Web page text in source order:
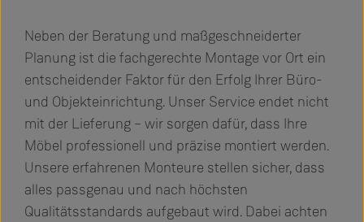
Neben der Beratung und maßgeschneiderter
Planung ist die fachgerechte Montage vor Ort ein
entscheidender Faktor für den Erfolg Ihrer Büro-
und Objekteinrichtung. Unser Service endet nicht
mit der Lieferung – wir sorgen dafür, dass Ihre
Möbel professionell und präzise montiert werden.
Unsere erfahrenen Monteure stellen sicher, dass
alles passgenau und nach höchsten
Qualitätsstandards aufgebaut wird. Dabei achten